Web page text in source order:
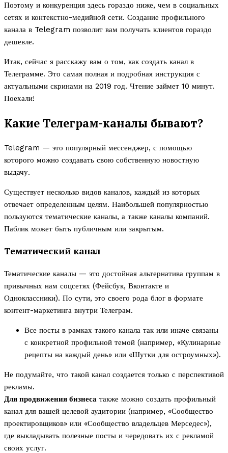
Поэтому и конкуренция здесь гораздо ниже, чем в социальных
сетях и контекстно-медийной сети. Создание профильного
канала в Telegram позволит вам получать клиентов гораздо
дешевле.
Итак, сейчас я расскажу вам о том, как создать канал в
Телеграмме. Это самая полная и подробная инструкция с
актуальными скринами на 2019 год. Чтение займет 10 минут.
Поехали!
Какие Телеграм-каналы бывают?
Telegram — это популярный мессенджер, с помощью
которого можно создавать свою собственную новостную
выдачу.
Существует несколько видов каналов, каждый из которых
отвечает определенным целям. Наибольшей популярностью
пользуются тематические каналы, а также каналы компаний.
Паблик может быть публичным или закрытым.
Тематический канал
Тематические каналы — это достойная альтернатива группам в
привычных нам соцсетях (Фейсбук, Вконтакте и
Одноклассники). По сути, это своего рода блог в формате
контент-маркетинга внутри Телеграм.
Все посты в рамках такого канала так или иначе связаны
с конкретной профильной темой (например, «Кулинарные
рецепты на каждый день» или «Шутки для остроумных»).
Не подумайте, что такой канал создается только с перспективой
рекламы.
Для продвижения бизнеса также можно создать профильный
канал для вашей целевой аудитории (например, «Сообщество
проектировщиков» или «Сообщество владельцев Мерседес»),
где выкладывать полезные посты и чередовать их с рекламой
своих услуг.